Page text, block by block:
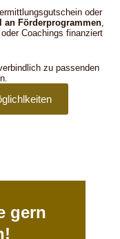
oder
an Förderprogrammen,
Coachings finanziert
zu passenden
gern